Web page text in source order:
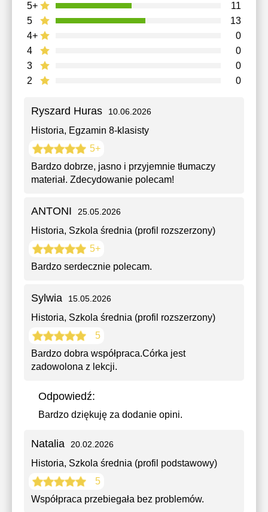
2 0
3 0
4 0
4+ 0
5 13
5+ 11
Ryszard Huras 10.06.2026
Historia, Egzamin 8-klasisty
5+
Bardzo dobrze, jasno i przyjemnie tłumaczy
materiał. Zdecydowanie polecam!
ANTONI 25.05.2026
Historia, Szkola średnia (profil rozszerzony)
5+
Bardzo serdecznie polecam.
Sylwia 15.05.2026
Historia, Szkola średnia (profil rozszerzony)
5
Bardzo dobra współpraca.Córka jest
zadowolona z lekcji.
Odpowiedź:
Bardzo dziękuję za dodanie opini.
Natalia 20.02.2026
Historia, Szkola średnia (profil podstawowy)
5
Współpraca przebiegała bez problemów.